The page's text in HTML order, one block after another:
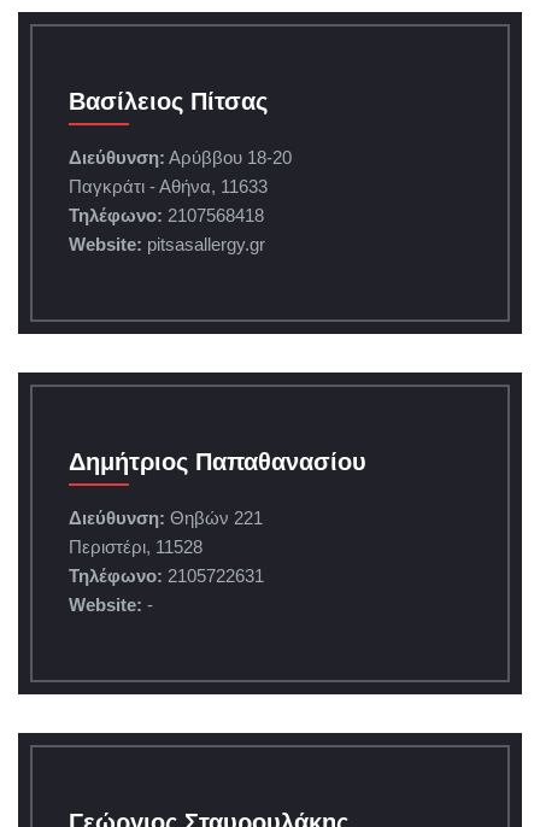
Βασίλειος Πίτσας
Διεύθυνση: Αρύββου 18-20
Παγκράτι - Αθήνα, 11633
Τηλέφωνο: 2107568418
Website: pitsasallergy.gr
Δημήτριος Παπαθανασίου
Διεύθυνση: Θηβών 221
Περιστέρι, 11528
Τηλέφωνο: 2105722631
Website: -